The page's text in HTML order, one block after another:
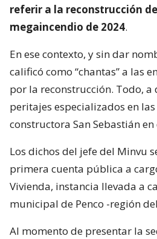
referir a la reconstrucción
megaincendio de 2024.
En ese contexto, y sin dar
calificó como “chantas” a las
por la reconstrucción. Todo, a
peritajes especializados en
constructora San Sebastián
Los dichos del jefe del Minvu
primera cuenta pública a
Vivienda, instancia llevada a
municipal de Penco -región
Al momento de presentar la